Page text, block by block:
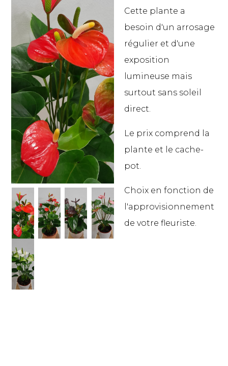
Cette plante a
besoin d'un arrosage
régulier et d'une
exposition
lumineuse mais
surtout sans soleil
direct.
Le prix comprend la
plante et le cache-
pot.
Choix en fonction de
l'approvisionnement
de votre fleuriste.